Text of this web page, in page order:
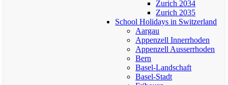
Zurich 2034
Zurich 2035
School Holidays in Switzerland
Aargau
Appenzell Innerrhoden
Appenzell Ausserrhoden
Bern
Basel-Landschaft
Basel-Stadt